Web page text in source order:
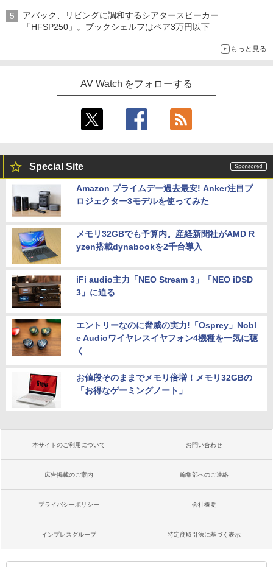
アバック、リビングに調和するシアタースピーカー
「HFSP250」。ブックシェルフはペア3万円以下
もっと見る
AV Watch をフォローする
Special Site
Amazon プライムデー過去最安! Anker注目プ
ロジェクター3モデルを使ってみた
メモリ32GBでも予算内。産経新聞社がAMD R
yzen搭載dynabookを2千台導入
iFi audio主力「NEO Stream 3」「NEO iDSD
3」に迫る
エントリーなのに脅威の実力!「Osprey」Nobl
e Audioワイヤレスイヤフォン4機種を一気に聴
く
お値段そのままでメモリ倍増！メモリ32GBの
「お得なゲーミングノート」
本サイトのご利用について お問い合わせ
広告掲載のご案内 編集部へのご連絡
プライバシーポリシー 会社概要
インプレスグループ 特定商取引法に基づく表示